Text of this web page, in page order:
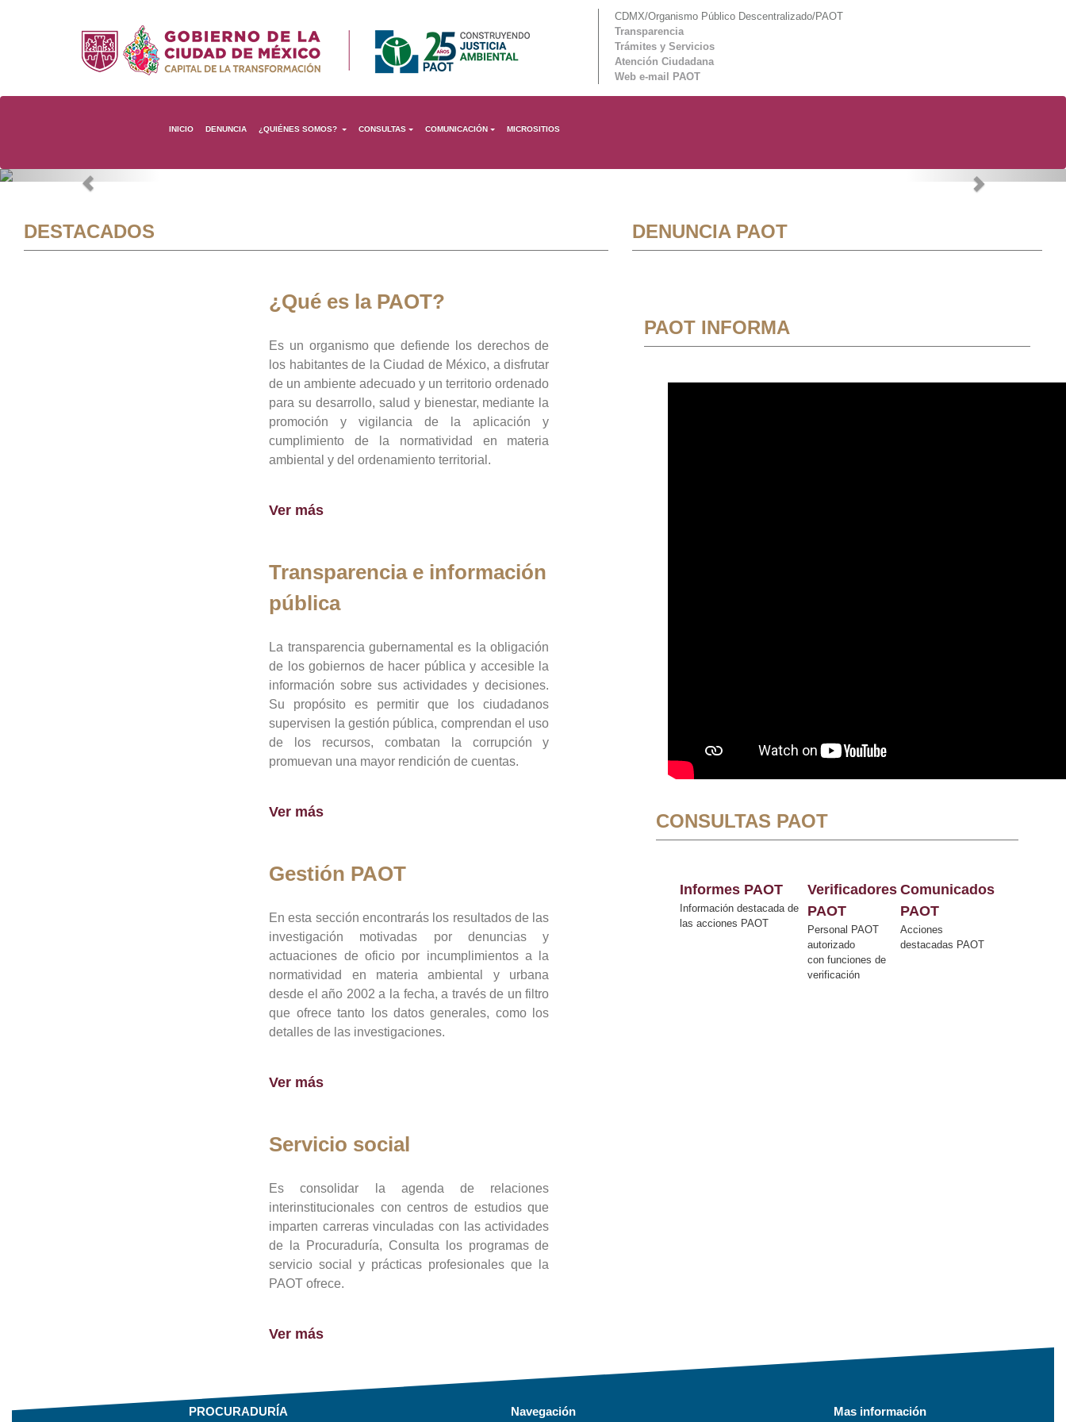
CDMX/Organismo Público Descentralizado/PAOT
Transparencia
Trámites y Servicios
Atención Ciudadana
Web e-mail PAOT
INICIO DENUNCIA ¿QUIÉNES SOMOS? CONSULTAS COMUNICACIÓN MICROSITIOS
Previous Next
DESTACADOS
¿Qué es la PAOT?
Es un organismo que defiende los derechos de
los habitantes de la Ciudad de México, a disfrutar
de un ambiente adecuado y un territorio ordenado
para su desarrollo, salud y bienestar, mediante la
promoción y vigilancia de la aplicación y
cumplimiento de la normatividad en materia
ambiental y del ordenamiento territorial.
Ver más
Transparencia e información
pública
La transparencia gubernamental es la obligación
de los gobiernos de hacer pública y accesible la
información sobre sus actividades y decisiones.
Su propósito es permitir que los ciudadanos
supervisen la gestión pública, comprendan el uso
de los recursos, combatan la corrupción y
promuevan una mayor rendición de cuentas.
Ver más
Gestión PAOT
En esta sección encontrarás los resultados de las
investigación motivadas por denuncias y
actuaciones de oficio por incumplimientos a la
normatividad en materia ambiental y urbana
desde el año 2002 a la fecha, a través de un filtro
que ofrece tanto los datos generales, como los
detalles de las investigaciones.
Ver más
Servicio social
Es consolidar la agenda de relaciones
interinstitucionales con centros de estudios que
imparten carreras vinculadas con las actividades
de la Procuraduría, Consulta los programas de
servicio social y prácticas profesionales que la
PAOT ofrece.
Ver más
DENUNCIA PAOT
PAOT INFORMA
CONSULTAS PAOT
Informes PAOT
Información destacada de
las acciones PAOT
Verificadores
PAOT
Personal PAOT
autorizado
con funciones de
verificación
Comunicados
PAOT
Acciones
destacadas PAOT
PROCURADURÍA Navegación Mas información